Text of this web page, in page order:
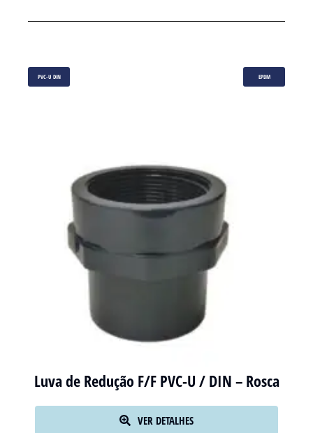
PVC-U DIN EPDM
Luva de Redução F/F PVC-U / DIN – Rosca
VER DETALHES